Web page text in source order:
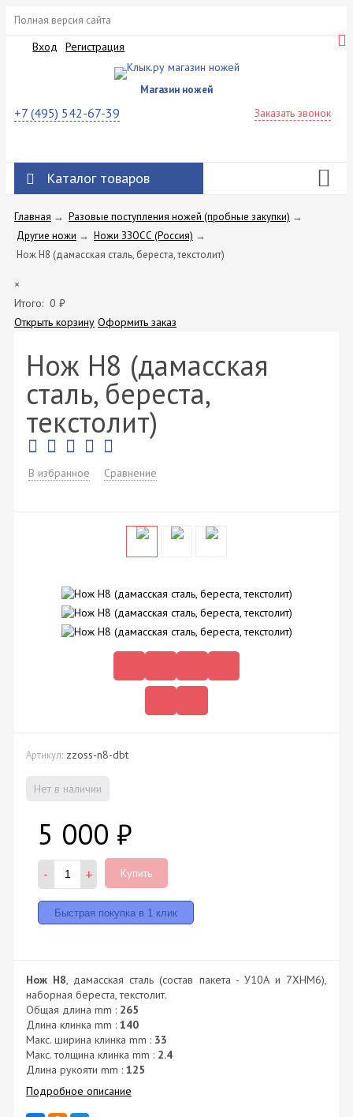
Полная версия сайта
Вход Регистрация
Магазин ножей
+7 (495) 542-67-39 Заказать звонок
Каталог товаров
Главная → Разовые поступления ножей (пробные закупки) →
Другие ножи → Ножи ЗЗОСС (Россия) →
Нож Н8 (дамасская сталь, береста, текстолит)
×
Итого: 0 ₽
Открыть корзину Оформить заказ
Нож Н8 (дамасская
сталь, береста,
текстолит)
В избранное Сравнение
Артикул: zzoss-n8-dbt
Нет в наличии
5 000 ₽
- + Купить
Нож Н8, дамасская сталь (состав пакета - У10А и 7ХНМ6),
наборная береста, текстолит.
Общая длина mm : 265
Длина клинка mm : 140
Макс. ширина клинка mm : 33
Макс. толщина клинка mm : 2.4
Длина рукояти mm : 125
Подробное описание